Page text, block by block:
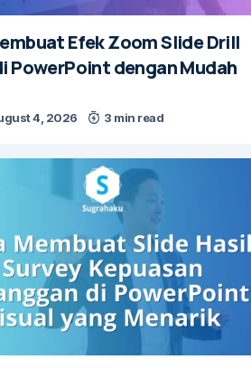
Efek Zoom Slide Drill
PowerPoint dengan Mudah
4, 2026 3 min read